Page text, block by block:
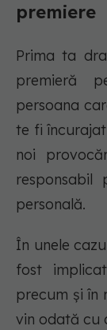
premiere
Prima ta
premieră
persoana
te fi
noi
personală.
În unele
fost
precum și în
vin odată cu